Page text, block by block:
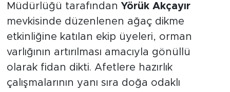
Müdürlüğü tarafındanYörük Akçayır
mevkisinde düzenlenen ağaç dikme
etkinliğine katılan ekip üyeleri, orman
varlığının artırılması amacıyla gönüllü
olarak fidan dikti. Afetlere hazırlık
çalışmalarının yanı sıra doğa odaklı